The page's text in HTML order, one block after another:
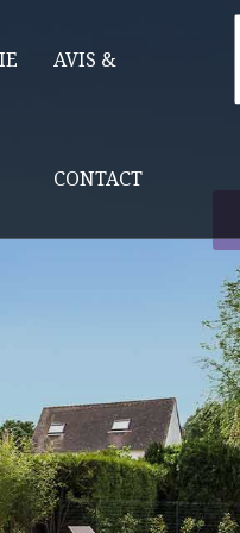
AVIS &
CONTACT